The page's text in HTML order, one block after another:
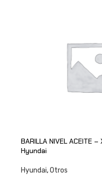
BARILLA NIVEL ACEITE
Hyundai
Hyundai, Otros